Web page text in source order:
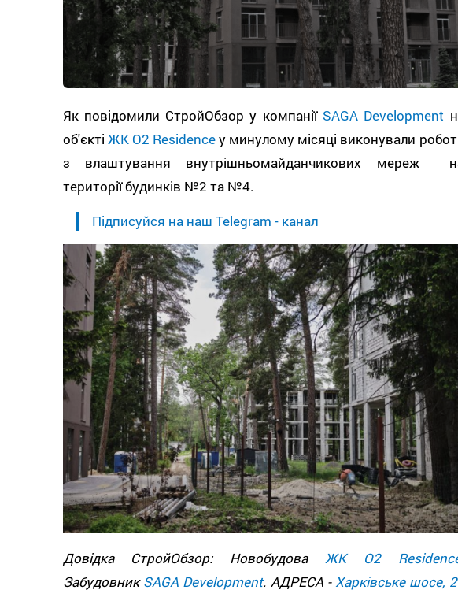
Як повідомили СтройОбзор у компанії SAGA Development
об'єкті ЖК О2 Residenceу минулому місяці виконували
з влаштування внутрішньомайданчикових мереж
території будинків №2 та №4.
Підписуйся на наш Telegram - канал
Довідка СтройОбзор: Новобудова ЖК О2
ЗабудовникSAGA Development. АДРЕСА -Харківське шосе,